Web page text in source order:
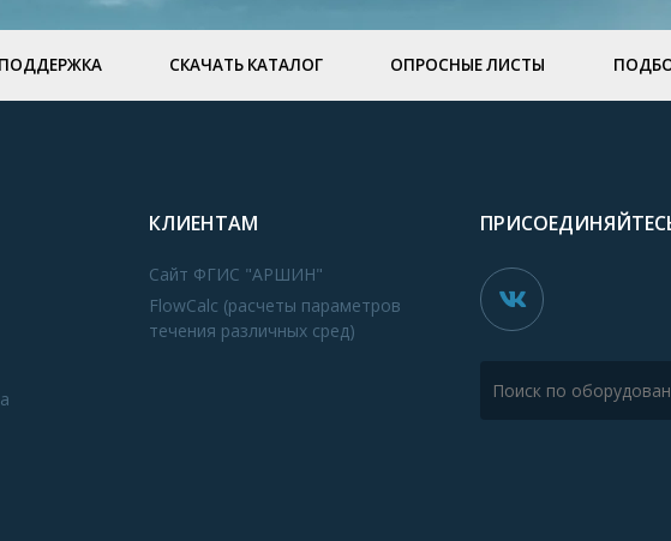
ПОДДЕРЖКА СКАЧАТЬ КАТАЛОГ ОПРОСНЫЕ ЛИСТЫ
КЛИЕНТАМ
Сайт ФГИС "АРШИН"
FlowCalc (расчеты параметров
течения различных сред)